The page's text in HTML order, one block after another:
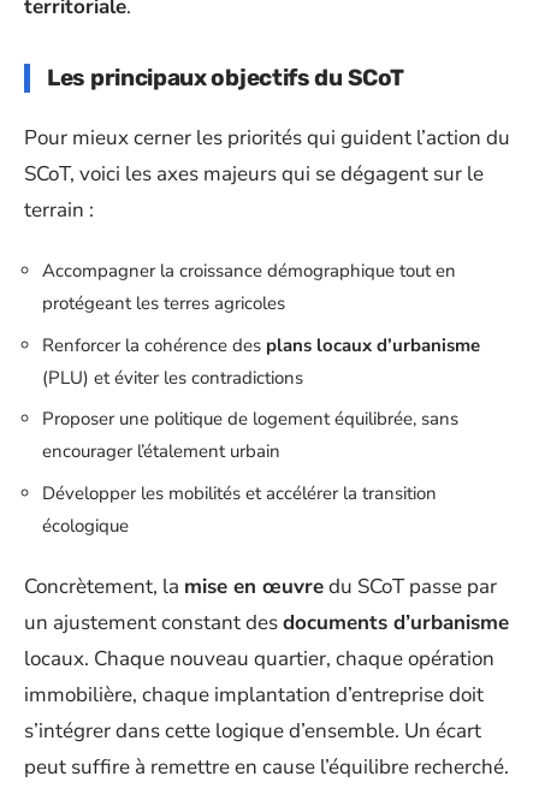
territoriale.
Les principaux objectifs du SCoT
Pour mieux cerner les priorités qui guident l’action du
SCoT, voici les axes majeurs qui se dégagent sur le
terrain :
Accompagner la croissance démographique tout en
protégeant les terres agricoles
Renforcer la cohérence des plans locaux d’urbanisme
(PLU) et éviter les contradictions
Proposer une politique de logement équilibrée, sans
encourager l’étalement urbain
Développer les mobilités et accélérer la transition
écologique
Concrètement, la mise en œuvredu SCoT passe par
un ajustement constant desdocuments d’urbanisme
locaux. Chaque nouveau quartier, chaque opération
immobilière, chaque implantation d’entreprise doit
s’intégrer dans cette logique d’ensemble. Un écart
peut suffire à remettre en cause l’équilibre recherché.